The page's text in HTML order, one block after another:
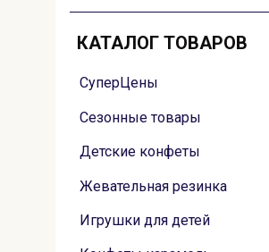
КАТАЛОГ ТОВАРОВ
СуперЦены
Сезонные товары
Детские конфеты
Жевательная резинка
Игрушки для детей